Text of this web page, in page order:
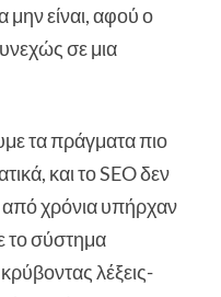
είναι, αφού ο
σε μια
τα πράγματα πιο
και το SEO δεν
από χρόνια υπήρχαν
το σύστημα
λέξεις-